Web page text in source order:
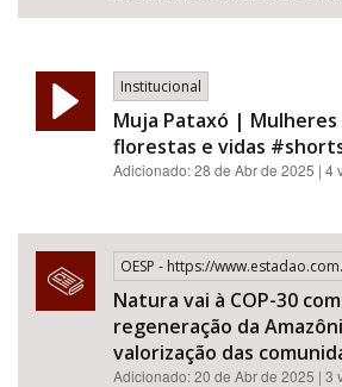
Institucional
Muja Pataxó |
florestas e vidas
Adicionado:28 de Abr de 2025 | 4
OESP - https://
Natura vai à COP-30
regeneração da
valorização das
Adicionado: 20 de Abr de 2025 | 3